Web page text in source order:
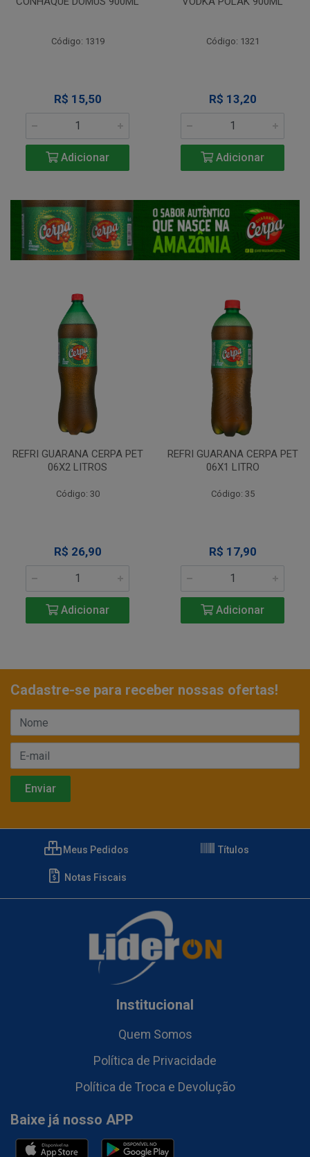
Código: 1319
R$ 15,50
Adicionar
Código: 1321
R$ 13,20
Adicionar
REFRI GUARANA CERPA PET
06X2 LITROS
Código: 30
R$ 26,90
Adicionar
REFRI GUARANA CERPA PET
06X1 LITRO
Código: 35
R$ 17,90
Adicionar
Cadastre-se para receber nossas ofertas!
Meus Pedidos Títulos
Notas Fiscais
Institucional
Quem Somos
Política de Privacidade
Política de Troca e Devolução
Baixe já nosso APP